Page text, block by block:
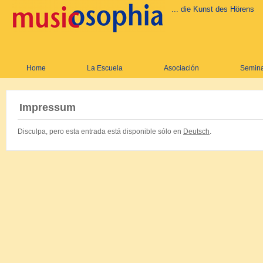
... die Kunst des Hörens
Home La Escuela Asociación
Impressum
Disculpa, pero esta entrada está disponible sólo en Deutsch.